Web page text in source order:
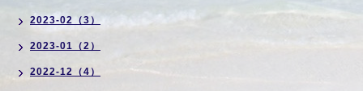
2023-02（3）
2023-01（2）
2022-12（4）